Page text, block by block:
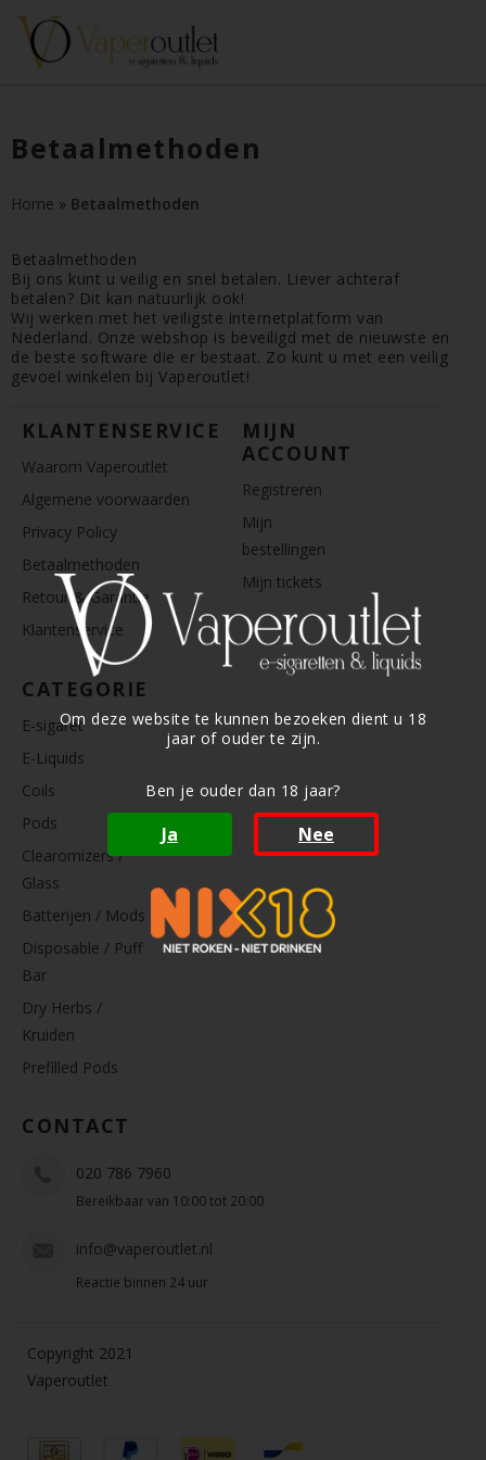
Om deze website te kunnen bezoeken dient u 18
jaar of ouder te zijn.
Ben je ouder dan 18 jaar?
Ja Nee
Betaalmethoden
Home » Betaalmethoden
Betaalmethoden
Bij ons kunt u veilig en snel betalen. Liever achteraf
betalen? Dit kan natuurlijk ook!
Wij werken met het veiligste internetplatform van
Nederland. Onze webshop is beveiligd met de nieuwste en
de beste software die er bestaat. Zo kunt u met een veilig
gevoel winkelen bij Vaperoutlet!
KLANTENSERVICE
Waarom Vaperoutlet
Algemene voorwaarden
Privacy Policy
Betaalmethoden
Retour & Garantie
Klantenservice
MIJN
ACCOUNT
Registreren
Mijn
bestellingen
Mijn tickets
CATEGORIE
E-sigaret
E-Liquids
Coils
Pods
Clearomizers /
Glass
Batterijen / Mods
Disposable / Puff
Bar
Dry Herbs /
Kruiden
Prefilled Pods
CONTACT
020 786 7960
Bereikbaar van 10:00 tot 20:00
info@vaperoutlet.nl
Reactie binnen 24 uur
Copyright 2021
Vaperoutlet